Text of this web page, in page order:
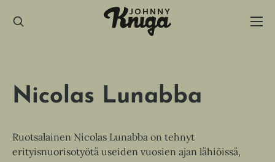
sisältöön
Nicolas Lunabba
Ruotsalainen Nicolas Lunabba on tehnyt
erityisnuorisotyötä useiden vuosien ajan lähiöissä,